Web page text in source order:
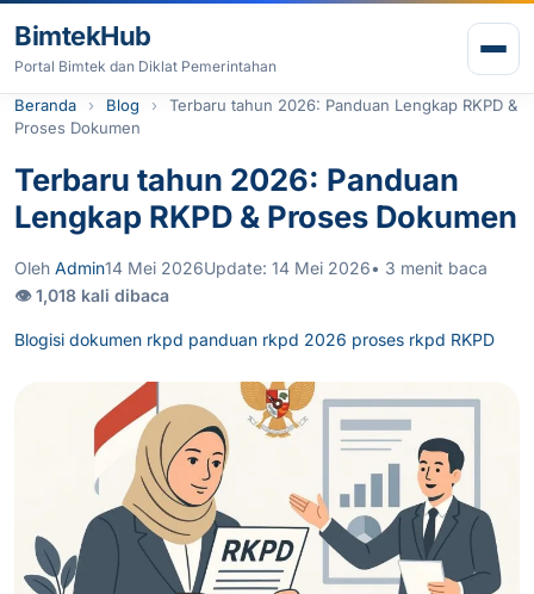
BimtekHub
Portal Bimtek dan Diklat Pemerintahan
Beranda Blog
Terbaru tahun 2026: Panduan Lengkap RKPD &
Proses Dokumen
Terbaru tahun 2026: Panduan
Lengkap RKPD & Proses Dokumen
Oleh Admin14 Mei 2026Update: 14 Mei 2026• 3 menit baca
👁 1,018 kali dibaca
Blogisi dokumen rkpd panduan rkpd 2026 proses rkpd RKPD